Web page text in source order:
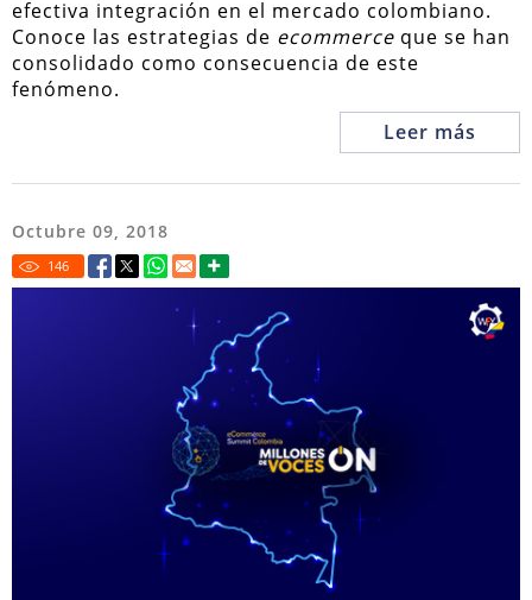
efectiva integración en el mercado colombiano.
Conoce las estrategias de ecommerce que se han
consolidado como consecuencia de este
fenómeno.
Leer más
Octubre 09, 2018
146